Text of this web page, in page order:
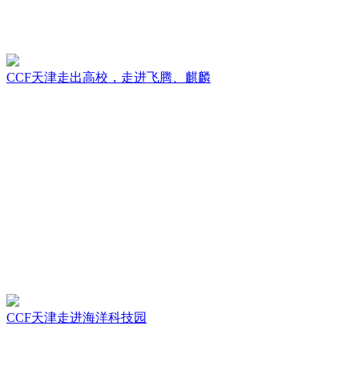
CCF天津走出高校，走进飞腾、麒麟
CCF天津走进海洋科技园